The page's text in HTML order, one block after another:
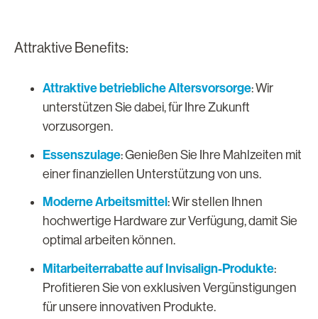
Attraktive Benefits:
Attraktive betriebliche Altersvorsorge: Wir
unterstützen Sie dabei, für Ihre Zukunft
vorzusorgen.
Essenszulage: Genießen Sie Ihre Mahlzeiten mit
einer finanziellen Unterstützung von uns.
Moderne Arbeitsmittel: Wir stellen Ihnen
hochwertige Hardware zur Verfügung, damit Sie
optimal arbeiten können.
Mitarbeiterrabatte auf Invisalign-Produkte:
Profitieren Sie von exklusiven Vergünstigungen
für unsere innovativen Produkte.